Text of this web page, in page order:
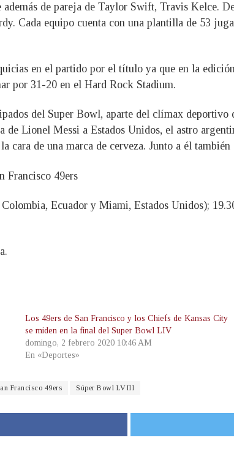
de pareja de Taylor Swift, Travis Kelce.
Cada equipo cuenta con una plantilla de 53
en el partido por el título ya que en la
por 31-20 en el Hard Rock Stadium.
del Super Bowl, aparte del clímax deportivo
de Lionel Messi a Estados Unidos, el astro
cara de una marca de cerveza. Junto a él
Francisco 49ers
Ecuador y Miami, Estados Unidos);
Los 49ers de San Francisco y los Chiefs de Kansas City
se miden en la final del Super Bowl LIV
domingo, 2 febrero 2020 10:46 AM
En «Deportes»
Francisco 49ers Súper Bowl LVIII